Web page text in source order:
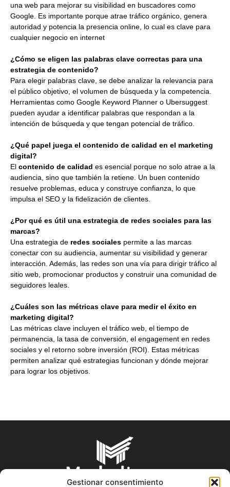
Gestionar consentimiento
una web para mejorar su visibilidad en buscadores como
Google. Es importante porque atrae tráfico orgánico, genera
autoridad y potencia la presencia online, lo cual es clave para
cualquier negocio en internet
¿Cómo se eligen las palabras clave correctas para una
estrategia de contenido?
Para elegir palabras clave, se debe analizar la relevancia para
el público objetivo, el volumen de búsqueda y la competencia.
Herramientas como Google Keyword Planner o Ubersuggest
pueden ayudar a identificar palabras que respondan a la
intención de búsqueda y que tengan potencial de tráfico.
¿Qué papel juega el contenido de calidad en el marketing
digital?
El contenido de calidad es esencial porque no solo atrae a la
audiencia, sino que también la retiene. Un buen contenido
resuelve problemas, educa y construye confianza, lo que
impulsa el SEO y la fidelización de clientes.
¿Por qué es útil una estrategia de redes sociales para las
marcas?
Una estrategia de redes sociales permite a las marcas
conectar con su audiencia, aumentar su visibilidad y generar
interacción. Además, las redes son una vía para dirigir tráfico al
sitio web, promocionar productos y construir una comunidad de
seguidores leales.
¿Cuáles son las métricas clave para medir el éxito en
marketing digital?
Las métricas clave incluyen el tráfico web, el tiempo de
permanencia, la tasa de conversión, el engagement en redes
sociales y el retorno sobre inversión (ROI). Estas métricas
permiten analizar qué estrategias funcionan y dónde mejorar
para lograr los objetivos.